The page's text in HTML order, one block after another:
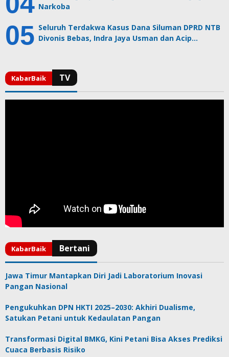
Narkoba
Seluruh Terdakwa Kasus Dana Siluman DPRD NTB
Divonis Bebas, Indra Jaya Usman dan Acip…
Jawa Timur Mantapkan Diri Jadi Laboratorium Inovasi
Pangan Nasional
Pengukuhkan DPN HKTI 2025–2030: Akhiri Dualisme,
Satukan Petani untuk Kedaulatan Pangan
Transformasi Digital BMKG, Kini Petani Bisa Akses Prediksi
Cuaca Berbasis Risiko